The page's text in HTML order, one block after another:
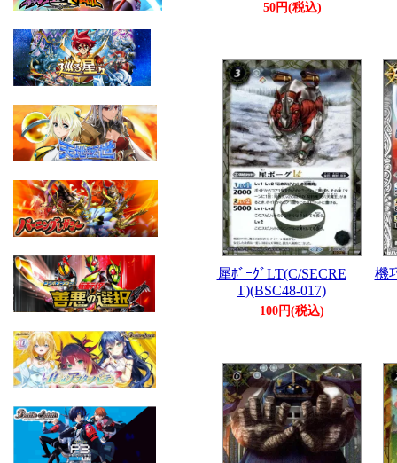
50円(税込)
犀ﾎﾞｰｸﾞLT(C/SECRE
T)(BSC48-017)
100円(税込)
機